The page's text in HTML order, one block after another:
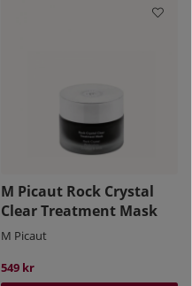
M Picaut Rock Crystal
Clear Treatment Mask
M Picaut
549 kr